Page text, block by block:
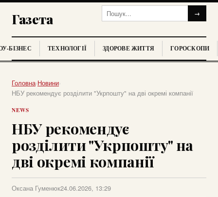
Газета →
БІЗНЕС ТЕХНОЛОГІЇ ЗДОРОВЕ ЖИТТЯ ГОРОСКОПИ
Головна›Новини›
НБУ рекомендує розділити "Укрпошту" на дві окремі компанії
NEWS
НБУ рекомендує
розділити "Укрпошту" на
дві окремі компанії
Оксана Гуменюк24.06.2026, 13:29